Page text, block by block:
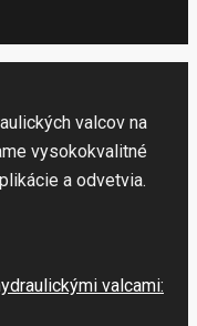
valcov na
vysokokvalitné
a odvetvia.
valcami: